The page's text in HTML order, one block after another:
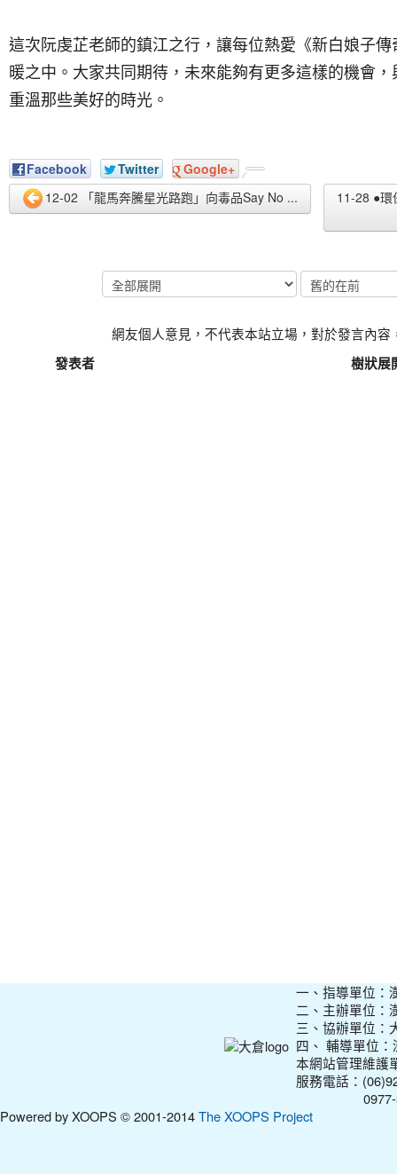
這次阮虔芷老師的鎮江之行，讓每位熱愛《新白娘子
暖之中。大家共同期待，未來能夠有更多這樣的機會
重溫那些美好的時光。
Facebook Twitter
Google+
12-02 「龍馬奔騰星光路跑」向毒品Say No ...
11-28 ●環
網友個人意見，不代表本站立場，對於發言內容
發表者
樹狀展
一、指導單位：
二、主辦單位：
三、協辦單位：
四、 輔導單位
本網站管理維護
服務電話：
0977-
Powered by XOOPS © 2001-2014The XOOPS Project